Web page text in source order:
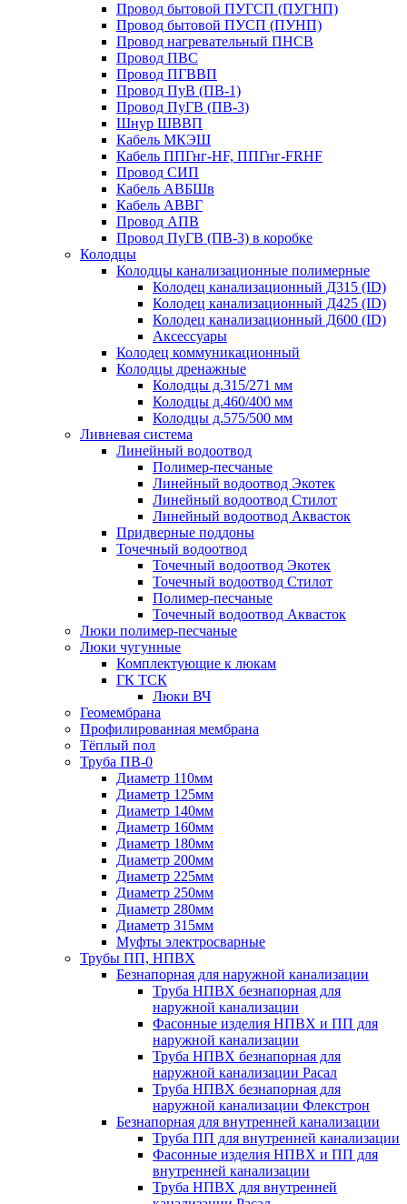
Провод бытовой ПУГСП (ПУГНП)
Провод бытовой ПУСП (ПУНП)
Провод нагревательный ПНСВ
Провод ПВС
Провод ПГВВП
Провод ПуВ (ПВ-1)
Провод ПуГВ (ПВ-3)
Шнур ШВВП
Кабель МКЭШ
Кабель ППГнг-HF, ППГнг-FRHF
Провод СИП
Кабель АВБШв
Кабель АВВГ
Провод АПВ
Провод ПуГВ (ПВ-3) в коробке
Колодцы
Колодцы канализационные полимерные
Колодец канализационный Д315 (ID)
Колодец канализационный Д425 (ID)
Колодец канализационный Д600 (ID)
Аксессуары
Колодец коммуникационный
Колодцы дренажные
Колодцы д.315/271 мм
Колодцы д.460/400 мм
Колодцы д.575/500 мм
Ливневая система
Линейный водоотвод
Полимер-песчаные
Линейный водоотвод Экотек
Линейный водоотвод Стилот
Линейный водоотвод Аквасток
Придверные поддоны
Точечный водоотвод
Точечный водоотвод Экотек
Точечный водоотвод Стилот
Полимер-песчаные
Точечный водоотвод Аквасток
Люки полимер-песчаные
Люки чугунные
Комплектующие к люкам
ГК ТСК
Люки ВЧ
Геомембрана
Профилированная мембрана
Тёплый пол
Труба ПВ-0
Диаметр 110мм
Диаметр 125мм
Диаметр 140мм
Диаметр 160мм
Диаметр 180мм
Диаметр 200мм
Диаметр 225мм
Диаметр 250мм
Диаметр 280мм
Диаметр 315мм
Муфты электросварные
Трубы ПП, НПВХ
Безнапорная для наружной канализации
Труба НПВХ безнапорная для
наружной канализации
Фасонные изделия НПВХ и ПП для
наружной канализации
Труба НПВХ безнапорная для
наружной канализации Расал
Труба НПВХ безнапорная для
наружной канализации Флекстрон
Безнапорная для внутренней канализации
Труба ПП для внутренней канализации
Фасонные изделия НПВХ и ПП для
внутренней канализации
Труба НПВХ для внутренней